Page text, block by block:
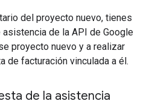
del proyecto nuevo, tienes
de la API de Google
proyecto nuevo y a realizar
de facturación vinculada a él.
de la asistencia